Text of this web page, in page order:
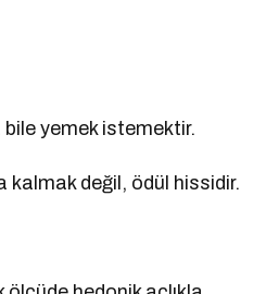
yemek istemektir.
değil, ödül hissidir.